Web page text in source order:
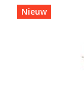
Nieuw